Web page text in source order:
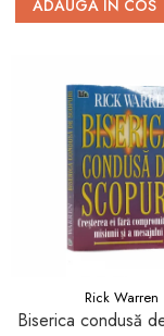
ADAUGA IN COS
Rick Warren
Biserica condusă